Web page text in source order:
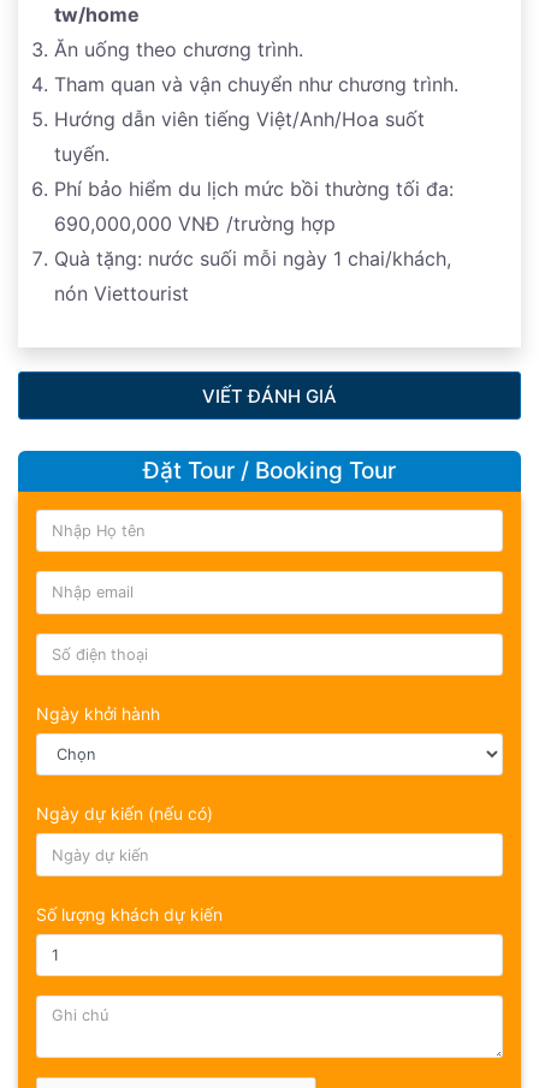
tw/home
Ăn uống theo chương trình.
Tham quan và vận chuyển như chương trình.
Hướng dẫn viên tiếng Việt/Anh/Hoa suốt
tuyến.
Phí bảo hiểm du lịch mức bồi thường tối đa:
690,000,000 VNĐ /trường hợp
Quà tặng: nước suối mỗi ngày 1 chai/khách,
nón Viettourist
VIẾT ĐÁNH GIÁ
Đặt Tour / Booking Tour
Ngày khởi hành
Ngày dự kiến (nếu có)
Số lượng khách dự kiến